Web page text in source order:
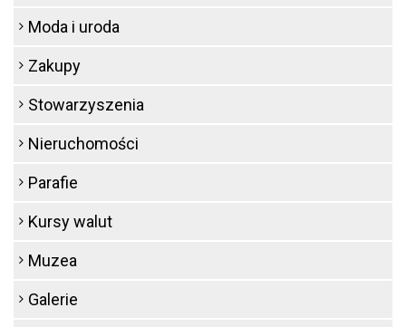
Moda i uroda
Zakupy
Stowarzyszenia
Nieruchomości
Parafie
Kursy walut
Muzea
Galerie